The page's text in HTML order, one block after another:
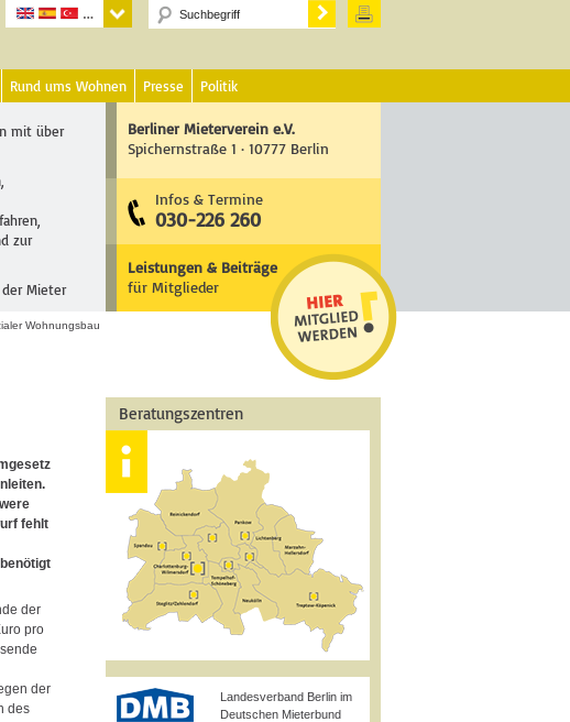
Rund ums Wohnen Presse Politik
mit über
zur
Mieter
Berliner Mieterverein e.V.
Spichernstraße 1 · 10777 Berlin
Infos & Termine
030-226 260
Leistungen & Beiträge
für Mitglieder
Wohnungsbau
fehlt
der
pro
der
des
Beratungszentren
Landesverband Berlin im
Deutschen Mieterbund